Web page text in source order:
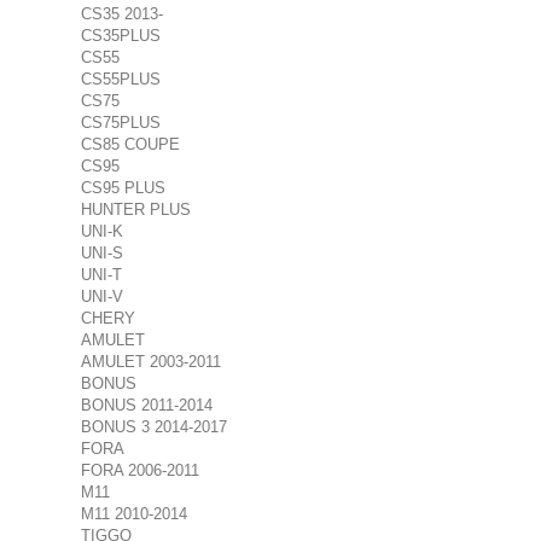
CS35 2013-
CS35PLUS
CS55
CS55PLUS
CS75
CS75PLUS
CS85 COUPE
CS95
CS95 PLUS
HUNTER PLUS
UNI-K
UNI-S
UNI-T
UNI-V
CHERY
AMULET
AMULET 2003-2011
BONUS
BONUS 2011-2014
BONUS 3 2014-2017
FORA
FORA 2006-2011
M11
M11 2010-2014
TIGGO